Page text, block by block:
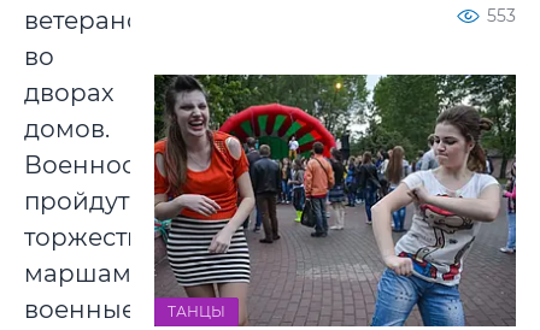
ветеранов
во
дворах
домов.
Военнослужащие
пройдут
торжественными
маршами,
военные
553
ТАНЦЫ